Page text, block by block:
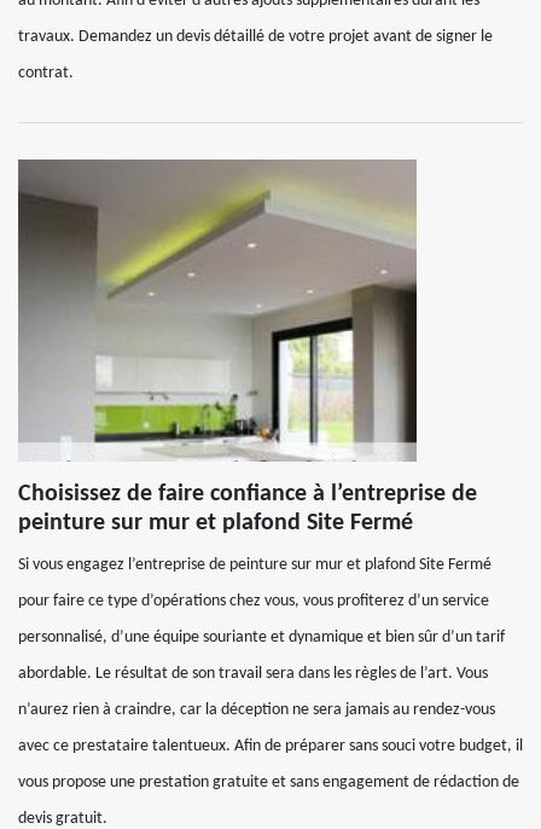
travaux. Demandez un devis détaillé de votre projet avant de signer le
contrat.
Choisissez de faire confiance à l’entreprise de
peinture sur mur et plafond Site Fermé
Si vous engagez l’entreprise de peinture sur mur et plafond Site Fermé
pour faire ce type d’opérations chez vous, vous profiterez d’un service
personnalisé, d’une équipe souriante et dynamique et bien sûr d’un tarif
abordable. Le résultat de son travail sera dans les règles de l’art. Vous
n’aurez rien à craindre, car la déception ne sera jamais au rendez-vous
avec ce prestataire talentueux. Afin de préparer sans souci votre budget, il
vous propose une prestation gratuite et sans engagement de rédaction de
devis gratuit.